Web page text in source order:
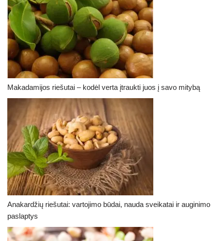
Makadamijos riešutai – kodėl verta įtraukti juos į savo mitybą
Anakardžių riešutai: vartojimo būdai, nauda sveikatai ir auginimo
paslaptys